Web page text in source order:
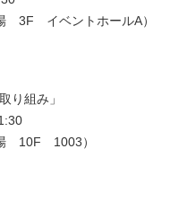
3F イベントホールA）
り組み」
10F 1003）